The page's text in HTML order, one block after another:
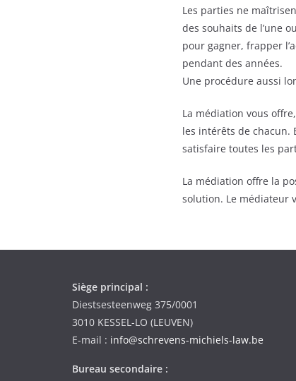
Les parties ne
des souhaits de l’une
pour gagner, frapper
pendant des années.
Une procédure aussi
La médiation vous
les intérêts de chacun.
satisfaire toutes les
La médiation offre la
solution. Le médiateur
Siège principal :
Diestsesteenweg 375/0001
3010 KESSEL-LO (LEUVEN)
E-mail : info@schrevens-michiels-law.be
Bureau secondaire :